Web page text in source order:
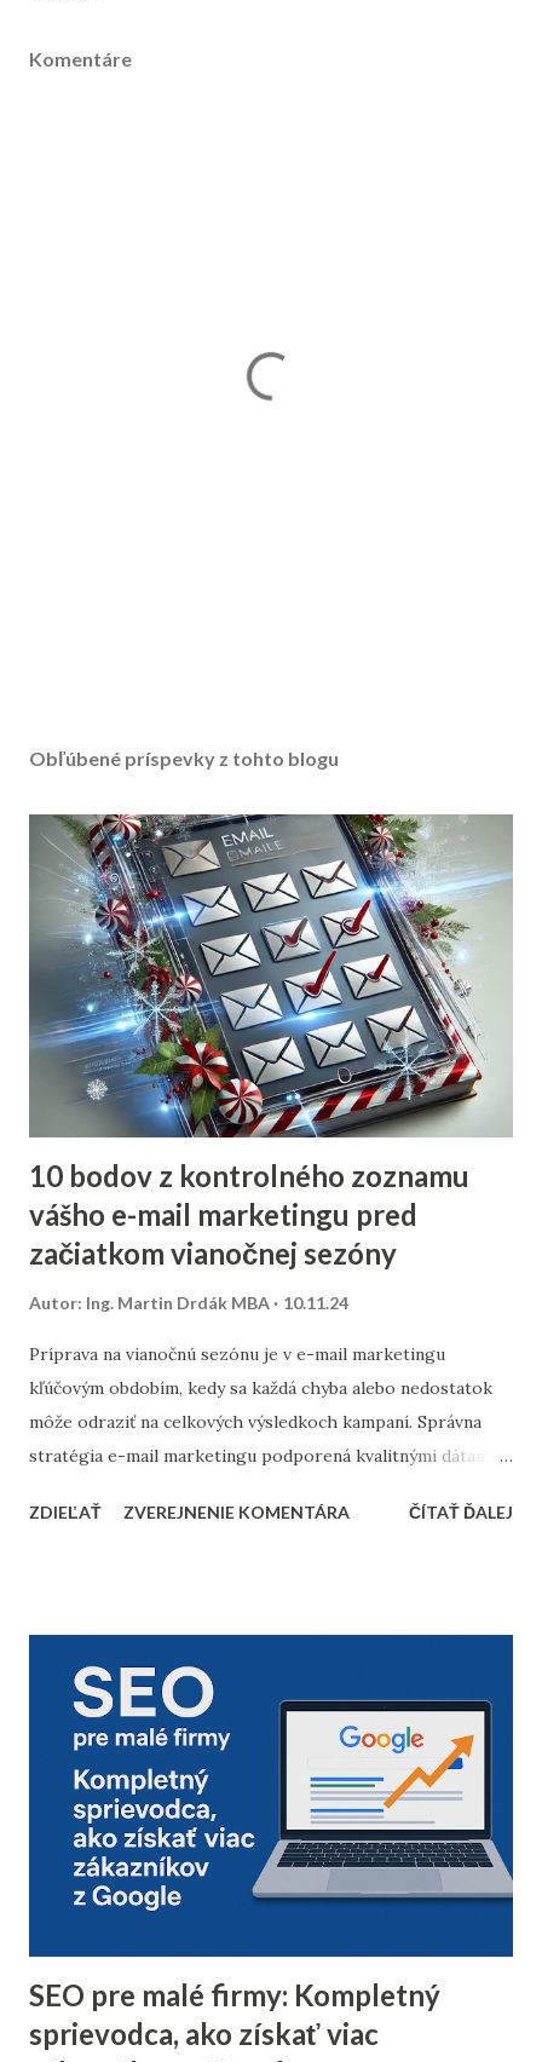
Komentáre
Obľúbené príspevky z tohto blogu
10 bodov z kontrolného zoznamu
vášho e-mail marketingu pred
začiatkom vianočnej sezóny
Autor: Ing. Martin Drdák MBA 10.11.24
Príprava na vianočnú sezónu je v e-mail marketingu
kľúčovým obdobím, kedy sa každá chyba alebo nedostatok
môže odraziť na celkových výsledkoch kampaní. Správna
stratégia e-mail marketingu podporená kvalitnými dátami a
priniesť nárast predajov aj vysokú spokojnosť zákazníkov.
Odfiltrovanie neaktívnych používateľov, starých alebo
neoverených e-mailov vám pomôže zvýšiť mieru
doručiteľnosti a znížiť riziko, že vaše e-maily skončia v
spam priečinku. Zamerajte sa najmä na tých príjemcov, ktorí
dlhodobo neotvárali e-maily – zvážte, či má zmysel ich
osloviť špeciálnou reaktivačnou kampaňou, alebo ich radšej
úplne odstrániť z databázy. 2. Segmentácia kontaktov podľa
minuloročnej v...
ZDIEĽAŤ ZVEREJNENIE KOMENTÁRA ČÍTAŤ ĎALEJ
SEO pre malé firmy: Kompletný
sprievodca, ako získať viac